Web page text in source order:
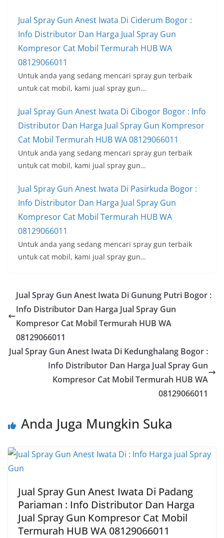
Jual Spray Gun Anest Iwata Di Ciderum Bogor :
Info Distributor Dan Harga Jual Spray Gun
Kompresor Cat Mobil Termurah HUB WA
08129066011
Untuk anda yang sedang mencari spray gun terbaik
untuk cat mobil, kami jual spray gun…
Jual Spray Gun Anest Iwata Di Cibogor Bogor : Info
Distributor Dan Harga Jual Spray Gun Kompresor
Cat Mobil Termurah HUB WA 08129066011
Untuk anda yang sedang mencari spray gun terbaik
untuk cat mobil, kami jual spray gun…
Jual Spray Gun Anest Iwata Di Pasirkuda Bogor :
Info Distributor Dan Harga Jual Spray Gun
Kompresor Cat Mobil Termurah HUB WA
08129066011
Untuk anda yang sedang mencari spray gun terbaik
untuk cat mobil, kami jual spray gun…
Jual Spray Gun Anest Iwata Di Gunung Putri Bogor :
Info Distributor Dan Harga Jual Spray Gun
Kompresor Cat Mobil Termurah HUB WA
08129066011
Jual Spray Gun Anest Iwata Di Kedunghalang Bogor :
Info Distributor Dan Harga Jual Spray Gun
Kompresor Cat Mobil Termurah HUB WA
08129066011
Anda Juga Mungkin Suka
Jual Spray Gun Anest Iwata Di Padang
Pariaman : Info Distributor Dan Harga
Jual Spray Gun Kompresor Cat Mobil
Termurah HUB WA 08129066011